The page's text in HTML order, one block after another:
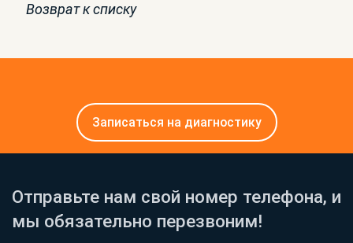
Возврат к списку
Записаться на диагностику
Отправьте нам свой номер телефона, и
мы обязательно перезвоним!